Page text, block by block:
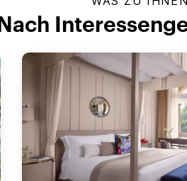
Nach